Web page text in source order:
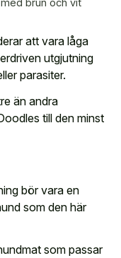
brun och vit
att vara låga
utgjutning
parasiter.
än andra
till den minst
bör vara en
som den här
som passar